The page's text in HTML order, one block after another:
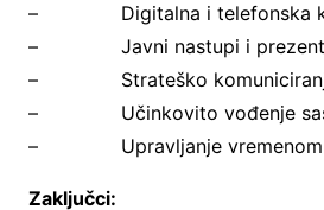
– Digitalna i telefonska
– Javni nastupi i
– Strateško
– Učinkovito vođenje
– Upravljanje vremenom i
Zaključci: